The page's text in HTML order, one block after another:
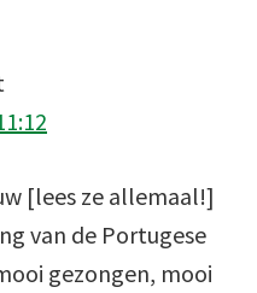
[lees ze allemaal!]
van de Portugese
gezongen, mooi